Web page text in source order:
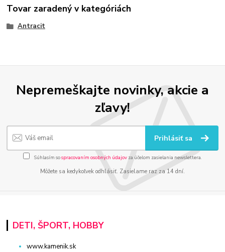
Tovar zaradený v kategóriách
Antracit
Nepremeškajte novinky, akcie a
zľavy!
Prihlásiť sa
Súhlasím sospracovaním osobných údajov za účelom zasielania newslettera.
Môžete sa kedykoľvek odhlásiť. Zasielame raz za 14 dní.
DETI, ŠPORT, HOBBY
www.kamenik.sk